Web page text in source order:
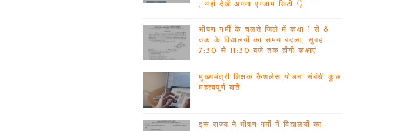
, यहां देखें अपना एग्जाम सिटी 👇
भीषण गर्मी के चलते जिले में कक्षा 1 से 8
तक के विद्यालयों का समय बदला, सुबह
7:30 से 11:30 बजे तक होंगी कक्षाएं
मुख्यमंत्री शिक्षक कैशलेस योजना संबंधी कुछ
महत्वपूर्ण बातें
इस राज्य ने भीषण गर्मी में विद्यालयों का